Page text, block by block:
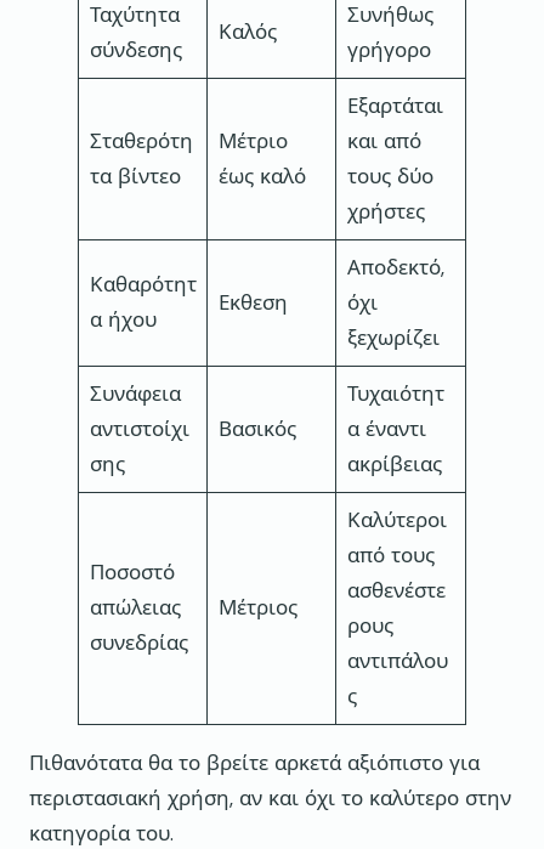
Ταχύτητα
σύνδεσης
Καλός
Συνήθως
γρήγορο
Σταθερότη
τα βίντεο
Μέτριο
έως καλό
Εξαρτάται
και από
τους δύο
χρήστες
Καθαρότητ
α ήχου
Εκθεση
Αποδεκτό,
όχι
ξεχωρίζει
Συνάφεια
αντιστοίχι
σης
Βασικός
Τυχαιότητ
α έναντι
ακρίβειας
Ποσοστό
απώλειας
συνεδρίας
Μέτριος
Καλύτεροι
από τους
ασθενέστε
ρους
αντιπάλου
ς
Πιθανότατα θα το βρείτε αρκετά αξιόπιστο για
περιστασιακή χρήση, αν και όχι το καλύτερο στην
κατηγορία του.